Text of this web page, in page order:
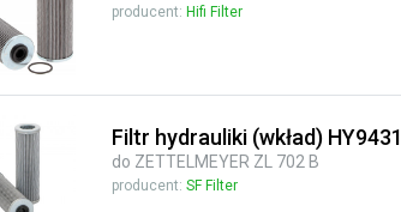
producent: Hifi Filter
Filtr hydrauliki (wkład) HY9431
do ZETTELMEYER ZL 702 B
producent:SF Filter